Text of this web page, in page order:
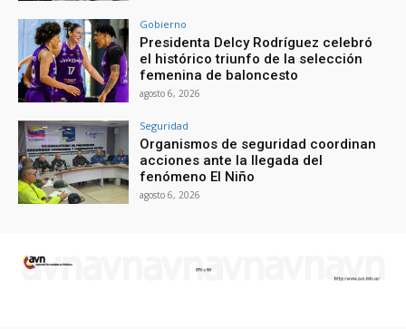
Gobierno
Presidenta Delcy Rodríguez celebró
el histórico triunfo de la selección
femenina de baloncesto
agosto 6, 2026
Seguridad
Organismos de seguridad coordinan
acciones ante la llegada del
fenómeno El Niño
agosto 6, 2026